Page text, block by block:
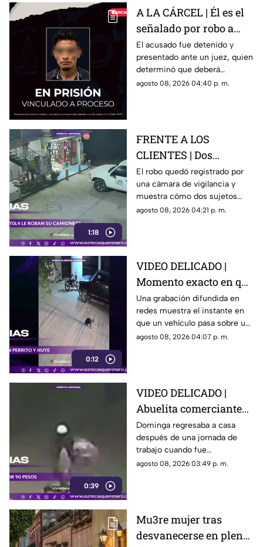
A LA CÁRCEL | Él es el
señalado por robo a
una casa en Santa Rosa
Jáuregui
El acusado fue detenido y
presentado ante un juez, quien
determinó que deberá
permanecer en prisión
agosto 08, 2026 04:40 p. m.
1:18
FRENTE A LOS
CLIENTES | Dos
hombres enc4ñonan a
conductor y se llevan
su camioneta
El robo quedó registrado por
una cámara de vigilancia y
muestra cómo dos sujetos
obligaron a un conductor y a
agosto 08, 2026 04:21 p. m.
0:12
VIDEO DELICADO |
Momento exacto en que
camioneta atropella a
un perro y conductor
escapa
Una grabación difundida en
redes muestra el instante en
que un vehículo pasa sobre un
perro y continúa su camino sin
agosto 08, 2026 04:07 p. m.
0:39
VIDEO DELICADO |
Abuelita comerciante
es as3sin4da en Puebla
por 90 pesos
Dominga regresaba a casa
después de una jornada de
trabajo cuando fue
interceptada por un hombre
agosto 08, 2026 03:49 p. m.
Mu3re mujer tras
desvanecerse en plena